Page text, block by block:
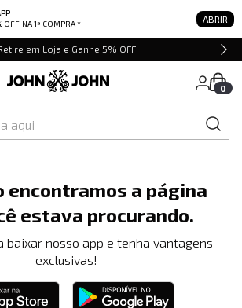
OFF NA 1ª COMPRA * ABRIR
em Loja e Ganhe 5% OFF
0
encontramos a página
estava procurando.
baixar nosso app e tenha vantagens
exclusivas!